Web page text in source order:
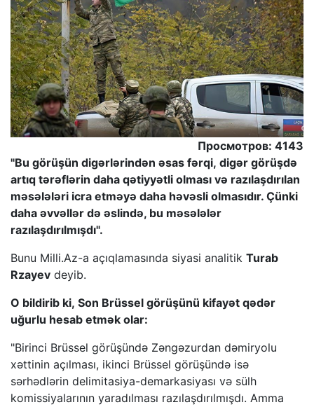
Просмотров: 4143
"Bu görüşün digərlərindən əsas fərqi, digər görüşdə
artıq tərəflərin daha qətiyyətli olması və razılaşdırılan
məsələləri icra etməyə daha həvəsli olmasıdır. Çünki
daha əvvəllər də əslində, bu məsələlər
razılaşdırılmışdı".
Bunu Milli.Az-a açıqlamasında siyasi analitik Turab
Rzayev deyib.
O bildirib ki, Son Brüssel görüşünü kifayət qədər
uğurlu hesab etmək olar:
"Birinci Brüssel görüşündə Zəngəzurdan dəmiryolu
xəttinin açılması, ikinci Brüssel görüşündə isə
sərhədlərin delimitasiya-demarkasiyası və sülh
komissiyalarının yaradılması razılaşdırılmışdı. Amma